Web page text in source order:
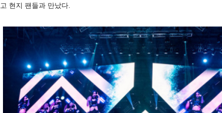
고 현지 팬들과 만났다.